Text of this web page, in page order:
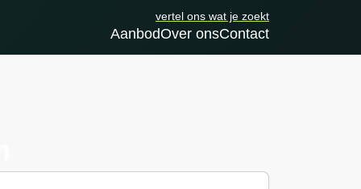
vertel ons wat je zoekt
AanbodOver onsContact